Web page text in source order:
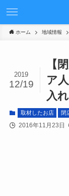
ホーム 地域情報
【
ア
入
2019
12/19
取材したお店 閉
2016年11月23日